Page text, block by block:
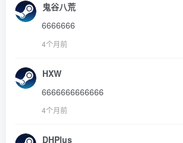
鬼谷八荒
6666666
4个月前
HXW
6666666666666
4个月前
DHPlus